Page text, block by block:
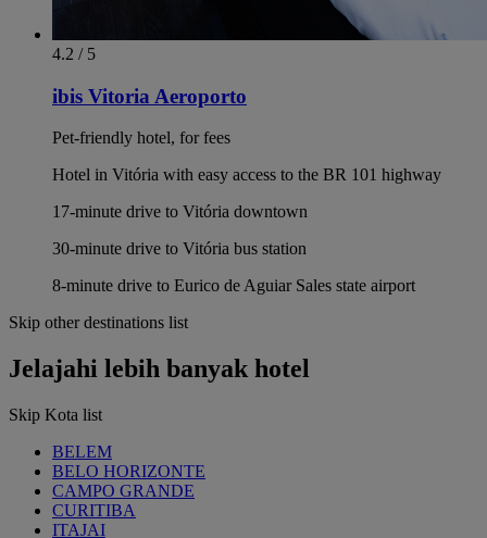
4.2 / 5
ibis Vitoria Aeroporto
Pet-friendly hotel, for fees
Hotel in Vitória with easy access to the BR 101 highway
17-minute drive to Vitória downtown
30-minute drive to Vitória bus station
8-minute drive to Eurico de Aguiar Sales state airport
Skip other destinations list
Jelajahi lebih banyak hotel
Skip Kota list
BELEM
BELO HORIZONTE
CAMPO GRANDE
CURITIBA
ITAJAI